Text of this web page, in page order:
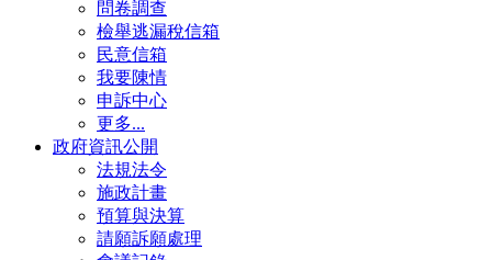
問卷調查
檢舉逃漏稅信箱
民意信箱
我要陳情
申訴中心
更多...
政府資訊公開
法規法令
施政計畫
預算與決算
請願訴願處理